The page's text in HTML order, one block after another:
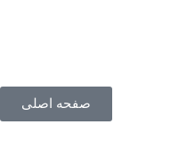
صفحه اصلی